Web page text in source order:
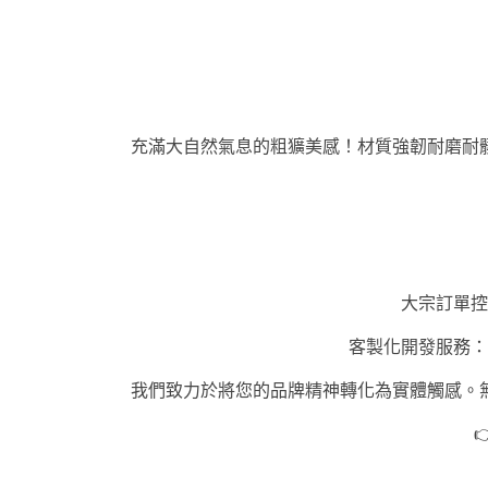
充滿大自然氣息的粗獷美感！材質強韌耐磨
大宗訂單
客製化開發服務
我們致力於將您的品牌精神轉化為實體觸感